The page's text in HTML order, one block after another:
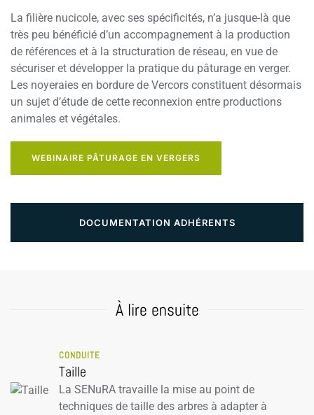
La filière nucicole, avec ses spécificités, n’a jusque-là que
très peu bénéficié d’un accompagnement à la production
de références et à la structuration de réseau, en vue de
sécuriser et développer la pratique du pâturage en verger.
Les noyeraies en bordure de Vercors constituent désormais
un sujet d’étude de cette reconnexion entre productions
animales et végétales.
WEBINAIRE PÂTURAGE EN VERGERS
DOCUMENTATION ADHÉRENTS
À lire ensuite
CONDUITE
Taille
La SENuRA travaille la mise au point de
techniques de taille des arbres à adapter à